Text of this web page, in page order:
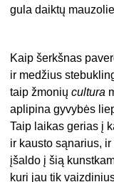
gula daiktų
Kaip šerkšnas
ir medžius
taip žmoniųcultura
aplipina gyvybės
Taip laikas gerias į
ir kausto sąnarius, ir
įšaldo į šią
kuri jau tik